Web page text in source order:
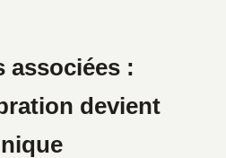
associées :
devient